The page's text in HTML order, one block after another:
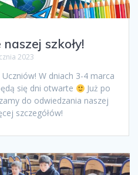
szkoły!
2023
W dniach 3-4 marca
się dni otwarte
Już po
do odwiedzania naszej
szczegółów!